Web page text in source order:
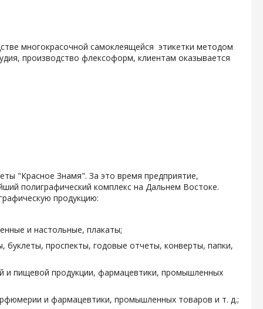
многокрасочной самоклеящейся этикетки методом
производство флексоформ, клиентам оказывается
"Красное Знамя". За это время предприятие,
полиграфический комплекс на Дальнем Востоке.
продукцию:
и настольные, плакаты;
буклеты, проспекты, годовые отчеты, конверты, папки,
и пищевой продукции, фармацевтики, промышленных
и фармацевтики, промышленных товаров и т. д.;